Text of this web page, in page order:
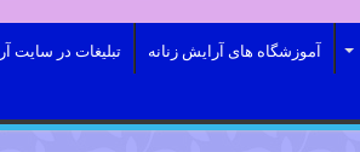
آموزشگاه های آرایش زنانه تبلیغات در سایت